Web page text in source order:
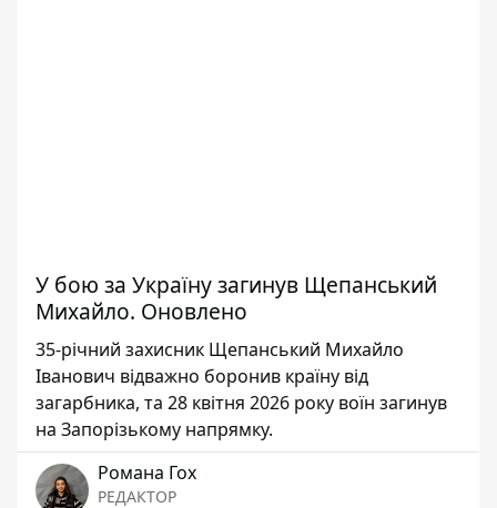
У бою за Україну загинув Щепанський
Михайло. Оновлено
35-річний захисник Щепанський Михайло
Іванович відважно боронив країну від
загарбника, та 28 квітня 2026 року воїн загинув
на Запорізькому напрямку.
Романа Гох
РЕДАКТОР